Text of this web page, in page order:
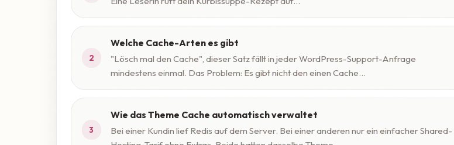
2
Welche Cache-Arten es gibt
"Lösch mal den Cache", dieser Satz fällt in jeder WordPress-Support-Anfrage
mindestens einmal. Das Problem: Es gibt nicht den einen Cache...
3
Wie das Theme Cache automatisch verwaltet
Bei einer Kundin lief Redis auf dem Server. Bei einer anderen nur ein einfacher Shared-